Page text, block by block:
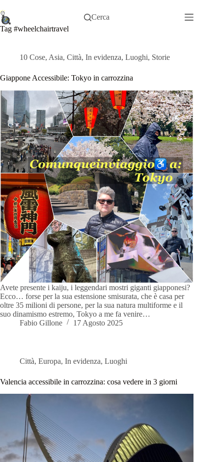
al
contenuto
Cerca
Tag #wheelchairtravel
10 Cose, Asia, Città, In evidenza, Luoghi, Storie
Giappone Accessibile: Tokyo in carrozzina
Avete presente i kaiju, i leggendari mostri giganti giapponesi?
Ecco… forse per la sua estensione smisurata, che è casa per
oltre 35 milioni di persone, per la sua natura multiforme e il
suo dinamismo estremo, Tokyo a me fa venire…
Fabio Gillone
17 Agosto 2025
Città, Europa, In evidenza, Luoghi
Valencia accessibile in carrozzina: cosa vedere in 3 giorni